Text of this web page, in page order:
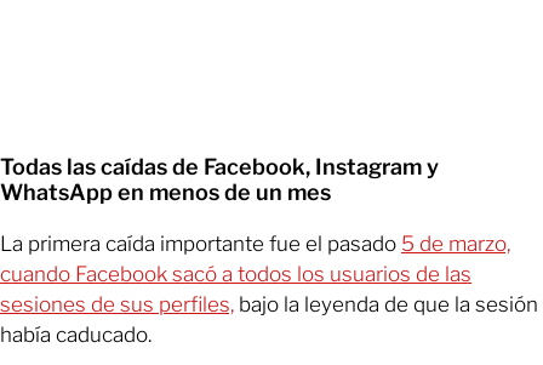
Todas las caídas de Facebook, Instagram y
WhatsApp en menos de un mes
La primera caída importante fue el pasado 5 de marzo,
cuando Facebook sacó a todos los usuarios de las
sesiones de sus perfiles, bajo la leyenda de que la sesión
había caducado.